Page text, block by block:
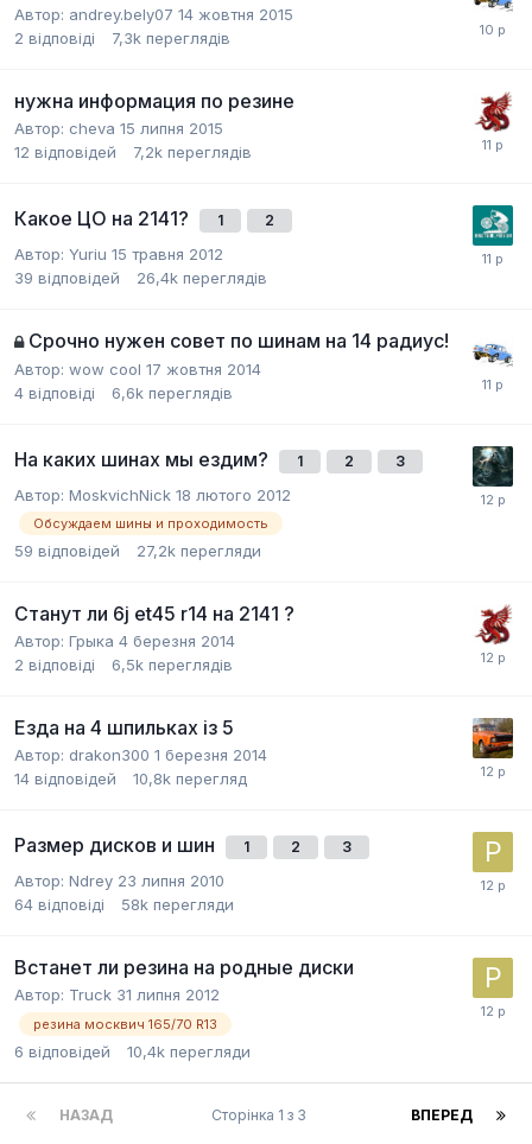
Автор: andrey.bely07 14 жовтня 2015
2 відповіді 7,3k переглядів
нужна информация по резине
Автор: cheva 15 липня 2015
12 відповідей 7,2k переглядів
Какое ЦО на 2141? 1 2
Автор: Yuriu 15 травня 2012
39 відповідей 26,4k переглядів
Срочно нужен совет по шинам на 14 радиус!
Автор: wow cool 17 жовтня 2014
4 відповіді 6,6k переглядів
На каких шинах мы ездим? 1 2 3
Автор: MoskvichNick 18 лютого 2012
Обсуждаем шины и проходимость
59 відповідей 27,2k перегляди
Станут ли 6j et45 r14 на 2141 ?
Автор: Грыка 4 березня 2014
2 відповіді 6,5k переглядів
Езда на 4 шпильках із 5
Автор: drakon300 1 березня 2014
14 відповідей 10,8k перегляд
Размер дисков и шин 1 2 3
Автор: Ndrey 23 липня 2010
64 відповіді 58k перегляди
Встанет ли резина на родные диски
Автор: Truck 31 липня 2012
резина москвич 165/70 R13
6 відповідей 10,4k перегляди
НАЗАД ВПЕРЕД
Сторінка 1 з 3